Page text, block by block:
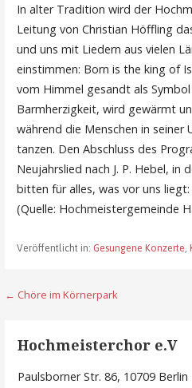
In alter Tradition wird der
Leitung von Christian Höffling
und uns mit Liedern aus vielen
einstimmen: Born is the king of
vom Himmel gesandt als
Barmherzigkeit, wird gewärmt
während die Menschen in seiner
tanzen. Den Abschluss des
Neujahrslied nach J. P. Hebel, in
bitten für alles, was vor uns
(Quelle: Hochmeistergemeinde
Veröffentlicht in: Gesungene Konzerte,
← Chöre im Körnerpark
Hochmeisterchor e.V
Paulsborner Str. 86, 10709 Berlin